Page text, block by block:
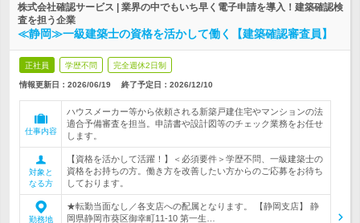
株式会社確認サービス | 業界の中でもいち早く電子申請を導入！建築確認検
査を担う企業
≪静岡≫一級建築士の資格を活かして働く【建築確認審査員】
正社員 学歴不問 完全週休2日制
情報更新日：2026/06/19 終了予定日： 2026/12/10
仕事内容
ハウスメーカー等から依頼される新築戸建住宅やマンションの法
適合予備審査を担当。申請書や設計図等のチェック業務をお任せ
します。
対象と
なる方
【資格を活かして活躍！】＜必須要件＞学歴不問、一級建築士の
資格をお持ちの方。働き方を改善したい方からのご応募をお待ち
しております。
勤務地
★転勤当面なし／各支店への配属となります。 【静岡支店】 静
岡県静岡市葵区御幸町11-10 第一生…